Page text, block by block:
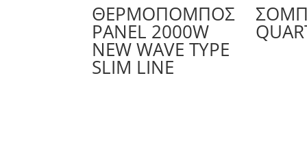
ΘΕΡΜΟΠΟΜΠΟΣ
PANEL 2000W
NEW WAVE TYPE
SLIM LINE